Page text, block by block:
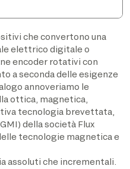
che convertono una
elettrico digitale o
encoder rotativi con
a seconda delle esigenze
annoveriamo le
ottica, magnetica,
tecnologia brevettata,
della società Flux
tecnologie magnetica e
assoluti che incrementali.